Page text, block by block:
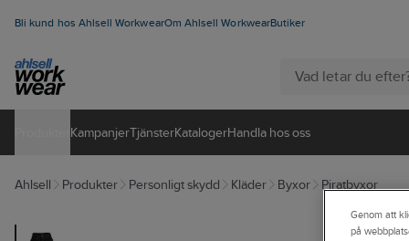
Bli kund hos Ahlsell WorkwearOm Ahlsell WorkwearButiker
KampanjerTjänsterKatalogerHandla hos oss
Ahlsell Produkter Personligt skydd Kläder Byxor Piratbyxor
Genom att
på